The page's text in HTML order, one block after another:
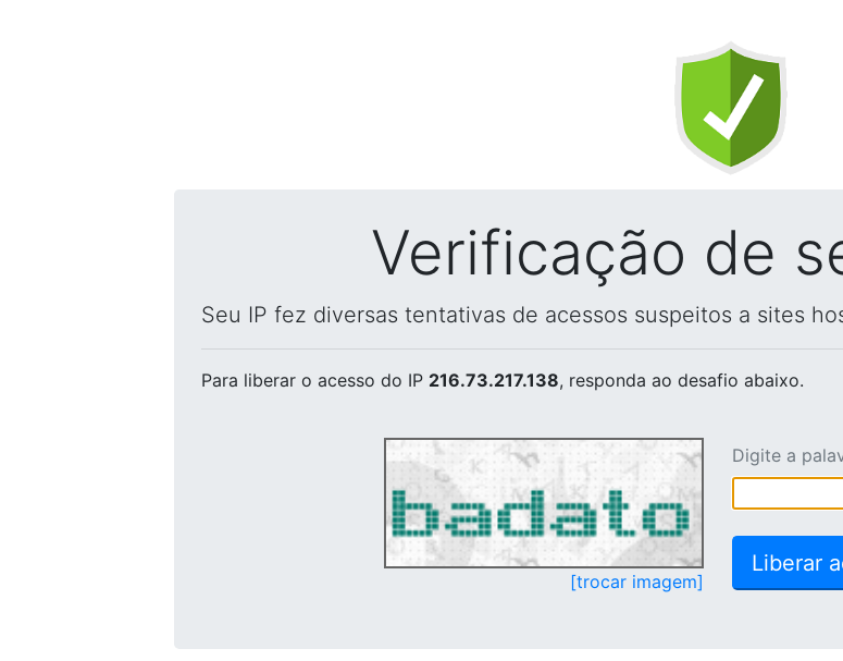
Verificação de
Seu IP fez diversas tentativas de acessos suspeitos a sites
Para liberar o acesso do IP 216.73.217.138, responda ao desafio abaixo.
[trocar imagem]
Digite a